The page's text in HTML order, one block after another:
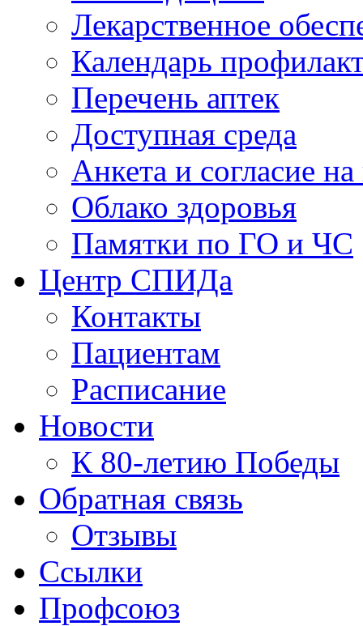
Лекарственное
Календарь
Перечень аптек
Доступная среда
Анкета и согласие
Облако здоровья
Памятки по ГО и ЧС
Центр СПИДа
Контакты
Пациентам
Расписание
Новости
К 80-летию Победы
Обратная связь
Отзывы
Ссылки
Профсоюз